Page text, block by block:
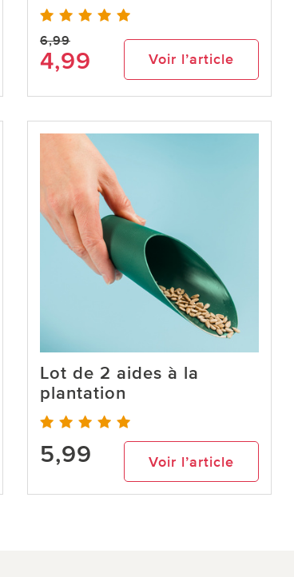
6,99
4,99 Voir l’article
Lot de 2 aides à la
plantation
5,99 Voir l’article